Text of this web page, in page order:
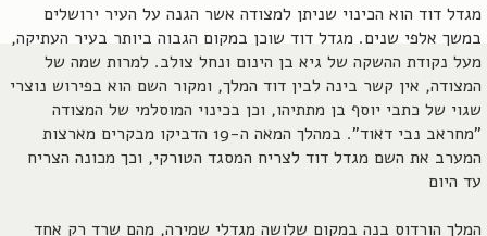
מגדל דוד הוא הכינוי שניתן למצודה אשר הגנה על העיר ירושלים
במשך אלפי שנים. מגדל דוד שוכן במקום הגבוה ביותר בעיר העתיקה,
מעל נקודת ההשקה של גיא בן הינום ונחל צולב. למרות שמה של
המצודה, אין קשר בינה לבין דוד המלך, ומקור השם הוא בפירוש נוצרי
שגוי של כתבי יוסף בן מתתיהו, וכן בכינוי המוסלמי של המצודה
"מחראב נבי דאוד". במהלך המאה ה-19 הדביקו מבקרים מארצות
המערב את השם מגדל דוד לצריח המסגד הטורקי, וכך מכונה הצריח
עד היום
המלך הורדוס בנה במקום שלושה מגדלי שמירה, מהם שרד רק אחד